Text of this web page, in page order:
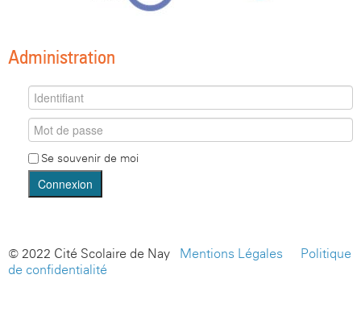
Administration
Se souvenir de moi
Connexion
© 2022 Cité Scolaire de Nay - Mentions Légales
Politique
de confidentialité